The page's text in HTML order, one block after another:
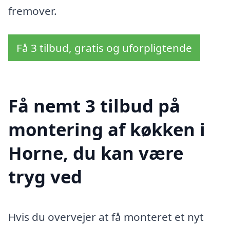
fremover.
Få 3 tilbud, gratis og uforpligtende
Få nemt 3 tilbud på
montering af køkken i
Horne, du kan være
tryg ved
Hvis du overvejer at få monteret et nyt